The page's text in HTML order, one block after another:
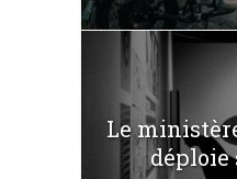
Le
déploie